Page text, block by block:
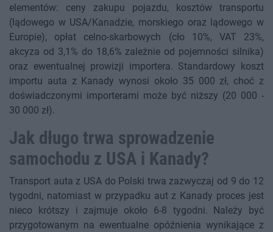
elementów: ceny zakupu pojazdu, kosztów transportu
(lądowego w USA/Kanadzie, morskiego oraz lądowego w
Europie), opłat celno-skarbowych (cło 10%, VAT 23%,
akcyza od 3,1% do 18,6% zależnie od pojemności silnika)
oraz ewentualnej prowizji importera. Standardowy koszt
importu auta z Kanady wynosi około 35 000 zł, choć z
doświadczonymi importerami może być niższy (20 000 -
30 000 zł).
Jak długo trwa sprowadzenie
samochodu z USA i Kanady?
Transport auta z USA do Polski trwa zazwyczaj od 9 do 12
tygodni, natomiast w przypadku aut z Kanady proces jest
nieco krótszy i zajmuje około 6-8 tygodni. Należy być
przygotowanym na ewentualne opóźnienia wynikające z